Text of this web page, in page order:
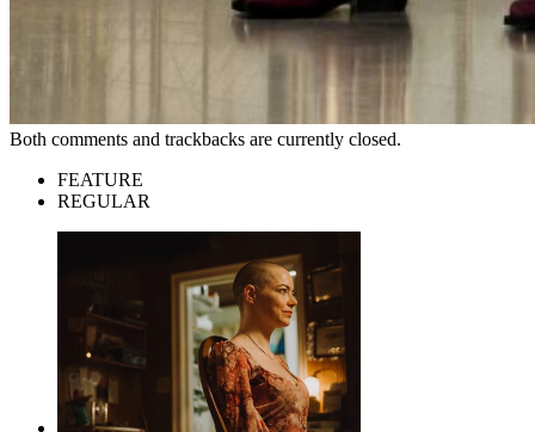
Both comments and trackbacks are currently closed.
FEATURE
REGULAR